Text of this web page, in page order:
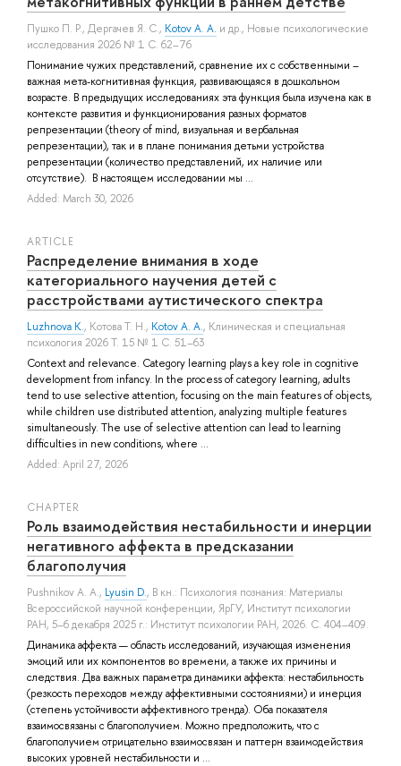
Пушко П. Р., Дергачев Я. С., Kotov A. A. и др., Новые психологические
исследования 2026 № 1 С. 62–76
Понимание чужих представлений, сравнение их с собственными –
важная мета-когнитивная функция, развивающаяся в дошкольном
возрасте. В предыдущих исследованиях эта функция была изучена как в
контексте развития и функционирования разных форматов
репрезентации (theory of mind, визуальная и вербальная
репрезентации), так и в плане понимания детьми устройства
репрезентации (количество представлений, их наличие или
отсутствие). В настоящем исследовании мы ...
Added: March 30, 2026
ARTICLE
Распределение внимания в ходе
категориального научения детей с
расстройствами аутистического спектра
Luzhnova K., Котова Т. Н., Kotov A. A., Клиническая и специальная
психология 2026 Т. 15 № 1 С. 51–63
Context and relevance. Category learning plays a key role in cognitive
development from infancy. In the process of category learning, adults
tend to use selective attention, focusing on the main features of objects,
while children use distributed attention, analyzing multiple features
simultaneously. The use of selective attention can lead to learning
difficulties in new conditions, where ...
Added: April 27, 2026
СHAPTER
Роль взаимодействия нестабильности и инерции
негативного аффекта в предсказании
благополучия
Pushnikov A. A., Lyusin D., В кн.: Психология познания: Материалы
Всероссийской научной конференции, ЯрГУ, Институт психологии
РАН, 5–6 декабря 2025 г.: Институт психологии РАН, 2026. С. 404–409.
Динамика аффекта — область исследований, изучающая изменения
эмоций или их компонентов во времени, а также их причины и
следствия. Два важных параметра динамики аффекта: нестабильность
(резкость переходов между аффективными состояниями) и инерция
(степень устойчивости аффективного тренда). Оба показателя
взаимосвязаны с благополучием. Можно предположить, что с
благополучием отрицательно взаимосвязан и паттерн взаимодействия
высоких уровней нестабильности и ...